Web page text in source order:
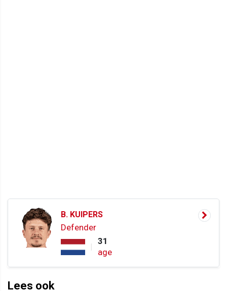
B. KUIPERS
Defender
31
age
Lees ook